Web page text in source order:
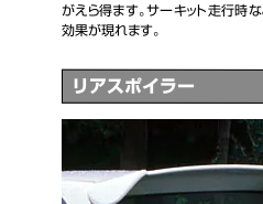
がえら得ます。サーキット走行時
効果が現れます。
リアスポイラー